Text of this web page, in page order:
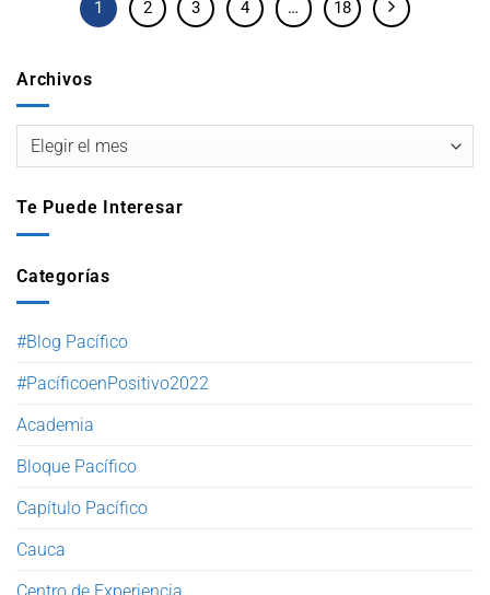
1 2 3 4 … 18
Archivos
Te Puede Interesar
Categorías
#Blog Pacífico
#PacíficoenPositivo2022
Academia
Bloque Pacífico
Capítulo Pacífico
Cauca